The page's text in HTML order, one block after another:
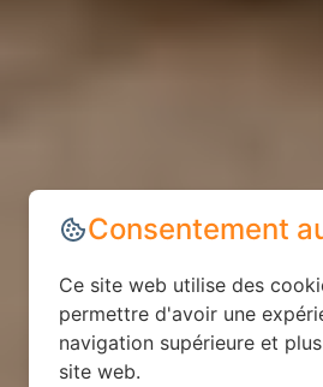
Consentement
Ce site web utilise des
permettre d'avoir une
navigation supérieure et
site web.